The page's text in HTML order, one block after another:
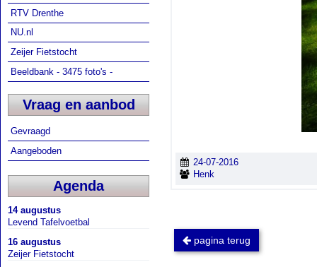
RTV Drenthe
NU.nl
Zeijer Fietstocht
Beeldbank - 3475 foto's -
Vraag en aanbod
Gevraagd
Aangeboden
Agenda
14 augustus
Levend Tafelvoetbal
16 augustus
Zeijer Fietstocht
24-07-2016
Henk
pagina terug